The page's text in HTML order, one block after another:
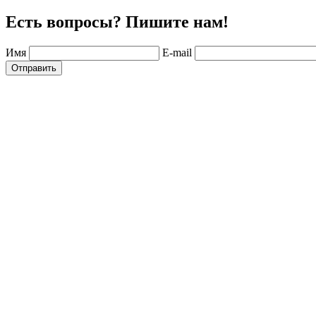
Есть вопросы? Пишите нам!
Имя E-mail